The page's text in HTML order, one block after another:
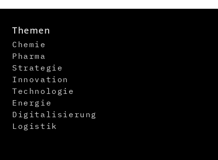
Themen
Chemie
Pharma
Strategie
Innovation
Technologie
Energie
Digitalisierung
Logistik